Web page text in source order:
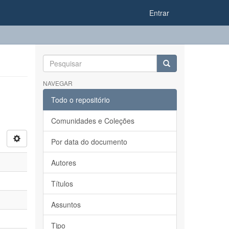
Entrar
NAVEGAR
Todo o repositório
Comunidades e Coleções
Por data do documento
Autores
Títulos
Assuntos
Tipo